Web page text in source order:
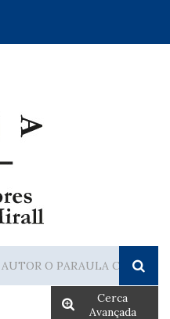
Cerca
Avançada